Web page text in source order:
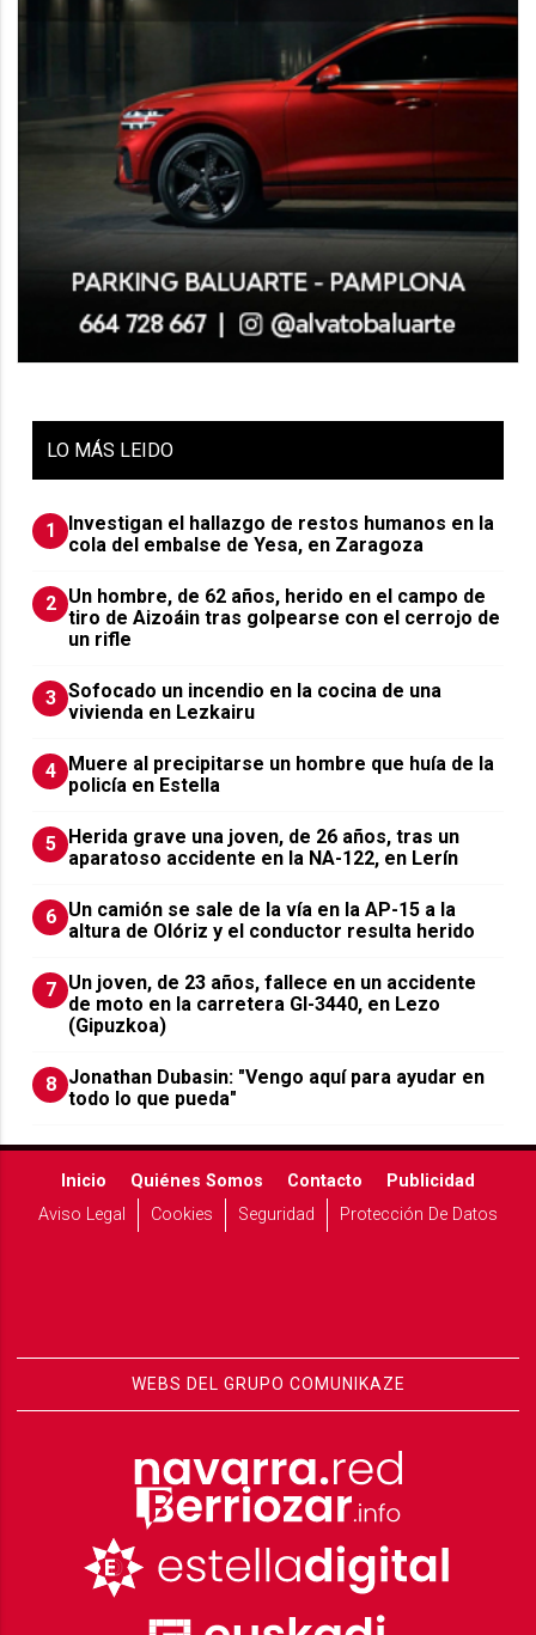
LO MÁS LEIDO
1
Investigan el hallazgo de restos humanos en la
cola del embalse de Yesa, en Zaragoza
2 Un hombre, de 62 años, herido en el campo de
tiro de Aizoáin tras golpearse con el cerrojo de
un rifle
3 Sofocado un incendio en la cocina de una
vivienda en Lezkairu
4
Muere al precipitarse un hombre que huía de la
policía en Estella
5
Herida grave una joven, de 26 años, tras un
aparatoso accidente en la NA-122, en Lerín
6 Un camión se sale de la vía en la AP-15 a la
altura de Olóriz y el conductor resulta herido
7 Un joven, de 23 años, fallece en un accidente
de moto en la carretera GI-3440, en Lezo
(Gipuzkoa)
8 Jonathan Dubasin: "Vengo aquí para ayudar en
todo lo que pueda"
Inicio Quiénes Somos Contacto
Publicidad
Aviso Legal
Cookies Seguridad Protección De Datos
WEBS DEL GRUPO COMUNIKAZE